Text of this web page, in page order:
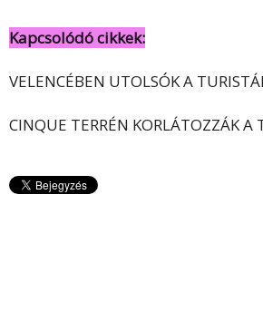
Kapcsolódó cikkek:
VELENCÉBEN UTOLSÓK A
CINQUE TERRÉN KORLÁTOZZÁK A